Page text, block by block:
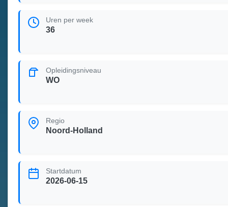
Uren per week
36
Opleidingsniveau
WO
Regio
Noord-Holland
Startdatum
2026-06-15